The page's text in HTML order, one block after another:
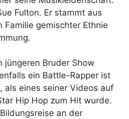
Fulton. Er stammt aus
Familie gemischter Ethnie
jüngeren Bruder Show
ein Battle-Rapper ist
als eines seiner Videos auf
Hip Hop zum Hit wurde.
an der